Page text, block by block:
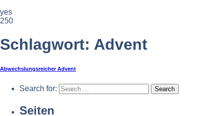
yes
250
Schlagwort: Advent
Abwechslungsreicher Advent
Search for:
Seiten